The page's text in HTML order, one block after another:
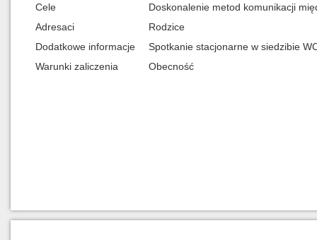
Cele
Doskonalenie metod komunikacji
Adresaci
Rodzice
Dodatkowe informacje
Spotkanie stacjonarne w siedzibie
Warunki zaliczenia
Obecność